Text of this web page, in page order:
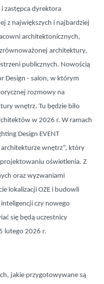
zastępca dyrektora
z największych i najbardziej
architektonicznych,
architektury,
publicznych. Nowością
Design - salon, w którym
rozmowy na
wnętrz. Tu będzie biło
w 2026 r. W ramach
Design EVENT
wnętrz”, który
oświetlenia. Z
oraz wyzwaniami
lokalizacji OZE i budowli
czy nowego
się będą uczestnicy
lutego 2026 r.
jakie przygotowywane są